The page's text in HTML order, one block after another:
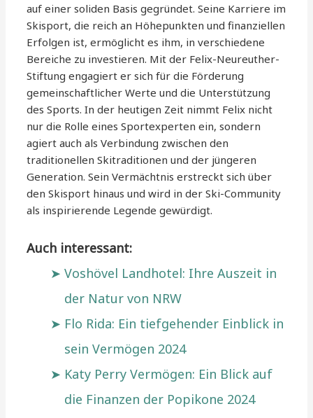
auf einer soliden Basis gegründet. Seine Karriere im
Skisport, die reich an Höhepunkten und finanziellen
Erfolgen ist, ermöglicht es ihm, in verschiedene
Bereiche zu investieren. Mit der Felix-Neureuther-
Stiftung engagiert er sich für die Förderung
gemeinschaftlicher Werte und die Unterstützung
des Sports. In der heutigen Zeit nimmt Felix nicht
nur die Rolle eines Sportexperten ein, sondern
agiert auch als Verbindung zwischen den
traditionellen Skitraditionen und der jüngeren
Generation. Sein Vermächtnis erstreckt sich über
den Skisport hinaus und wird in der Ski-Community
als inspirierende Legende gewürdigt.
Auch interessant:
Voshövel Landhotel: Ihre Auszeit in
der Natur von NRW
Flo Rida: Ein tiefgehender Einblick in
sein Vermögen 2024
Katy Perry Vermögen: Ein Blick auf
die Finanzen der Popikone 2024